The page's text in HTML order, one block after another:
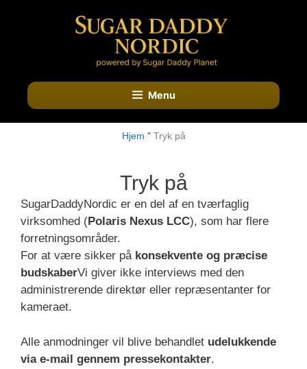
Menu
Hjem " Tryk på
Tryk på
SugarDaddyNordic er en del af en tværfaglig
virksomhed (Polaris Nexus LCC), som har flere
forretningsområder.
For at være sikker på konsekvente og præcise
budskaberVi giver ikke interviews med den
administrerende direktør eller repræsentanter for
kameraet.
Alle anmodninger vil blive behandlet udelukkende
via e-mail gennem pressekontakter.